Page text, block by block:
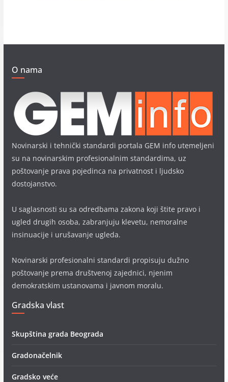
O nama
Novinarski i tehnički standardi portala GEM info utemeljeni
su na novinarskim profesionalnim standardima, uz
poštovanje prava pojedinca na privatnost i ljudsko
dostojanstvo.
U saglasnosti su sa odredbama zakona koji štite pravo i
ugled drugih osoba, zabranjuju klevetu, nemoralne
insinuacije i urušavanje ugleda.
Novinarski profesionalni standardi propisuju dužno
poštovanje prema društvenoj zajednici, njenim
demokratskim ustanovama i javnom moralu.
Gradska vlast
Skupština grada Beograda
Gradonačelnik
Gradsko veće